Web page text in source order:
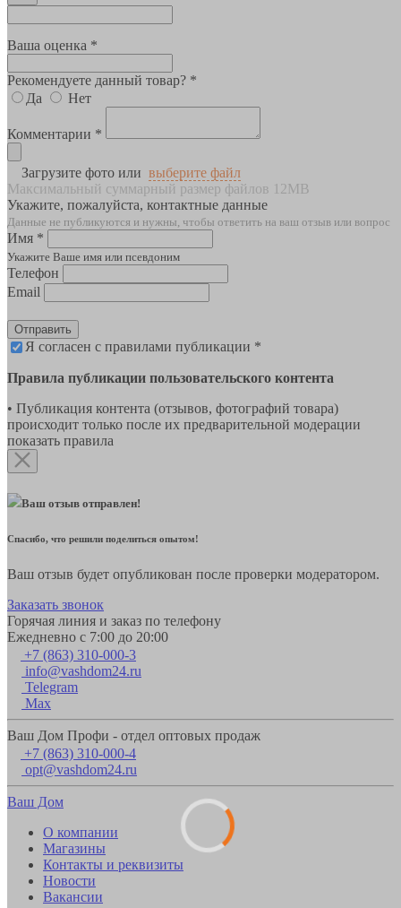
Ваша оценка *
Рекомендуете данный товар? *
Да
Нет
Комментарии *
Загрузите фото или выберите файл
Максимальный суммарный размер файлов 12MB
Укажите, пожалуйста, контактные данные
Данные не публикуются и нужны, чтобы ответить на ваш отзыв или вопрос
Имя *
Укажите Ваше имя или псевдоним
Телефон
Email
Отправить
Я согласен с правилами публикации *
Правила публикации пользовательского контента
• Публикация контента (отзывов, фотографий товара)
происходит только после их предварительной модерации
показать правила
Ваш отзыв отправлен!
Спасибо, что решили поделиться опытом!
Ваш отзыв будет опубликован после проверки модератором.
Заказать звонок
Горячая линия и заказ по телефону
Ежедневно с 7:00 до 20:00
+7 (863) 310-000-3
info@vashdom24.ru
Telegram
Max
Ваш Дом Профи - отдел оптовых продаж
+7 (863) 310-000-4
opt@vashdom24.ru
Ваш Дом
О компании
Магазины
Контакты и реквизиты
Новости
Вакансии